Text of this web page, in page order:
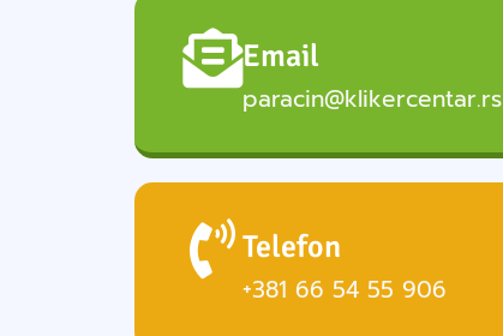
Email
paracin@klikercentar.rs
Telefon
+381 66 54 55 906